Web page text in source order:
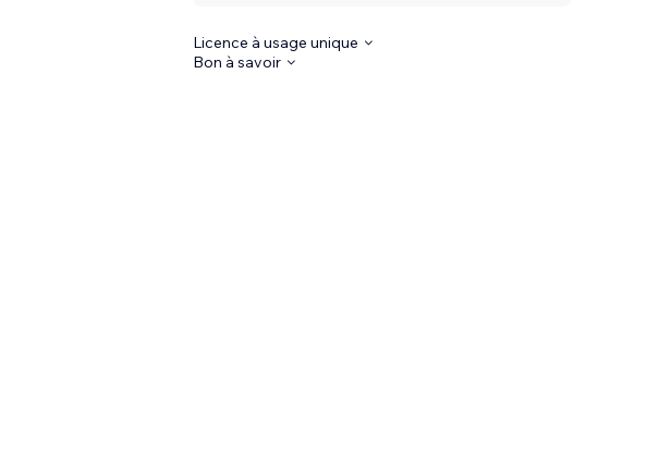
Licence à usage unique
Bon à savoir